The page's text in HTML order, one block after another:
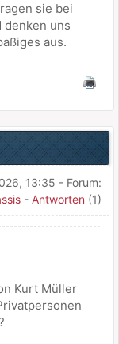
sie bei
denken uns
aus.
13:35 - Forum:
- Antworten (1)
Kurt Müller